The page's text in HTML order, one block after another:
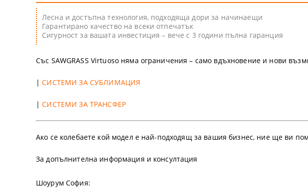
Лесна и достъпна технология, подходяща дори за начинаещи
Гарантирано качество на всеки отпечатък
Сигурност за вашата инвестиция – вече с 3 години пълна гаранция
Със SAWGRASS Virtuoso няма ограничения – само вдъхновение и нови
|СИСТЕМИ ЗА СУБЛИМАЦИЯ
|СИСТЕМИ ЗА ТРАНСФЕР
Ако се колебаете кой модел е най-подходящ за вашия бизнес, ние ще ви
За допълнителна информация и консултация
Шоурум София: